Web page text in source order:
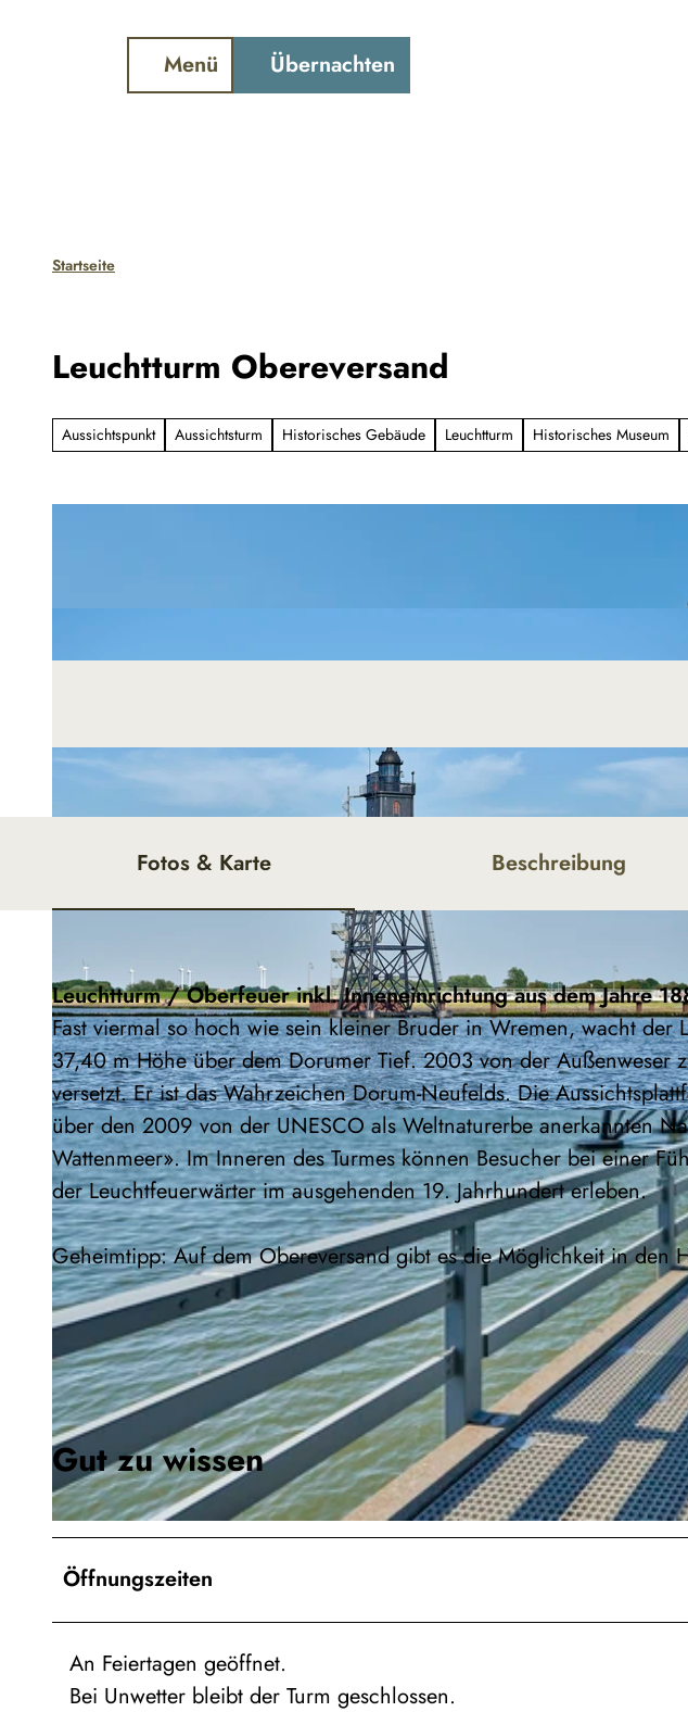
Menü Übernachten
Startseite
Leuchtturm Obereversand
Aussichtspunkt Aussichtsturm Historisches Gebäude Leuchtturm Historisches Museum
© Cuxland Tourismus, Florian Trykowski | CC-BY
Fotos & Karte Beschreibung
Leuchtturm / Oberfeuer inkl. Inneneinrichtung aus dem Jahre
Fast viermal so hoch wie sein kleiner Bruder in Wremen, wacht der
37,40 m Höhe über dem Dorumer Tief. 2003 von der Außenweser
versetzt. Er ist das Wahrzeichen Dorum-Neufelds. Die
über den 2009 von der UNESCO als Weltnaturerbe anerkannten
Wattenmeer». Im Inneren des Turmes können Besucher bei einer
der Leuchtfeuerwärter im ausgehenden 19. Jahrhundert erleben.
Geheimtipp: Auf dem Obereversand gibt es die Möglichkeit in den
Gut zu wissen
Öffnungszeiten
An Feiertagen geöffnet.
Bei Unwetter bleibt der Turm geschlossen.